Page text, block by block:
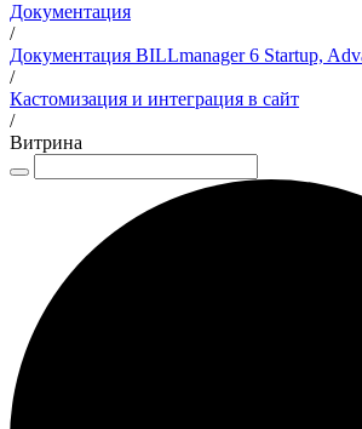
Документация
/
Документация BILLmanager 6 Startup,
/
Кастомизация и интеграция в сайт
/
Витрина